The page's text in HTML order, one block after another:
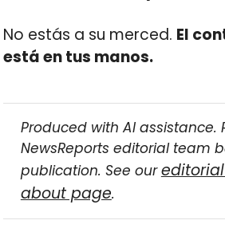
No estás a su merced. El
está en tus manos.
Produced with AI assistance.
NewsReports editorial team
publication. See our
about page.